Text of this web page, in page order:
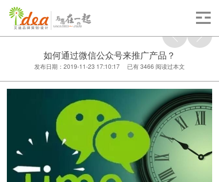
如何通过微信公众号来推广产品？
发布日期：2019-11-23 17:10:17 已有3466 阅读过本文